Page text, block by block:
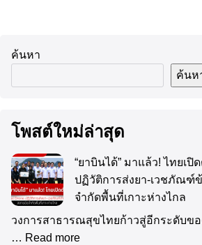
ค้นหา
ค้นห
โพสต์ใหม่ล่าสุด
“ยาบินได้” มาแล้ว! ไทยเปิ
ปฏิวัติการส่งยา-เวชภัณฑ์
จำกัดพื้นที่เกาะห่างไกล
วงการสาธารณสุขไทยก้าวสู่อีกระดับข
… Read more